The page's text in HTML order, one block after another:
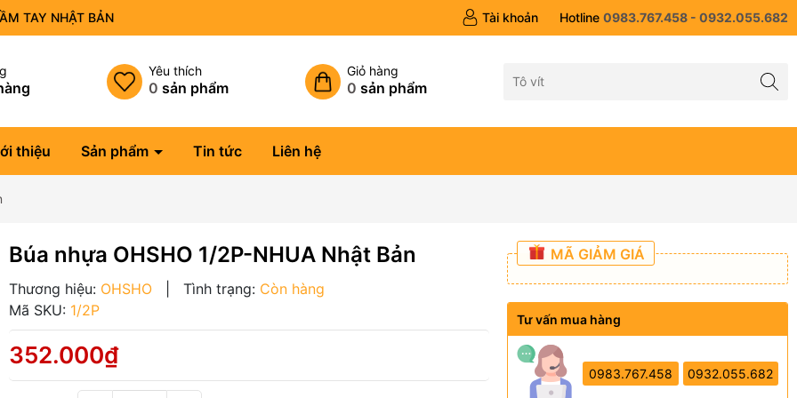
TAY NHẬT BẢN Tài khoản Hotline 0983.767.458 - 0932.055.682
Yêu thích
0 sản phẩm
Giỏ hàng
0 sản phẩm
thiệu Sản phẩm Tin tức Liên hệ
Búa nhựa OHSHO 1/2P-NHUA Nhật Bản
Thương hiệu: OHSHO Tình trạng: Còn hàng
Mã SKU: 1/2P
352.000₫
MÃ GIẢM GIÁ
Tư vấn mua hàng
0983.767.458 0932.055.682